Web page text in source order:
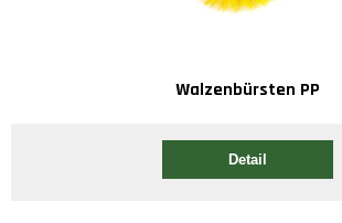
Walzenbürsten PP
Detail